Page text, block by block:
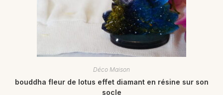
Déco Maison
bouddha fleur de lotus effet diamant en résine sur son
socle